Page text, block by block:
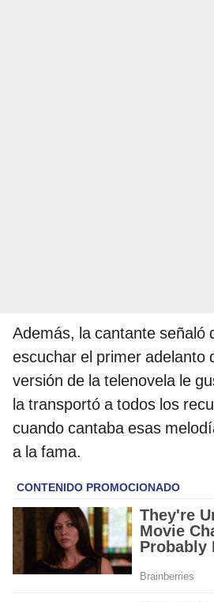
Además, la cantante señaló
escuchar el primer adelanto
versión de la telenovela le
la transportó a todos los
cuando cantaba esas
a la fama.